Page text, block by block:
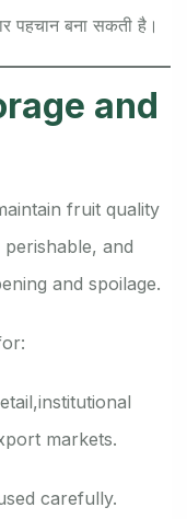
पहचान बना सकती है।
and
fruit quality
and
and spoilage.
institutional
markets.
carefully.